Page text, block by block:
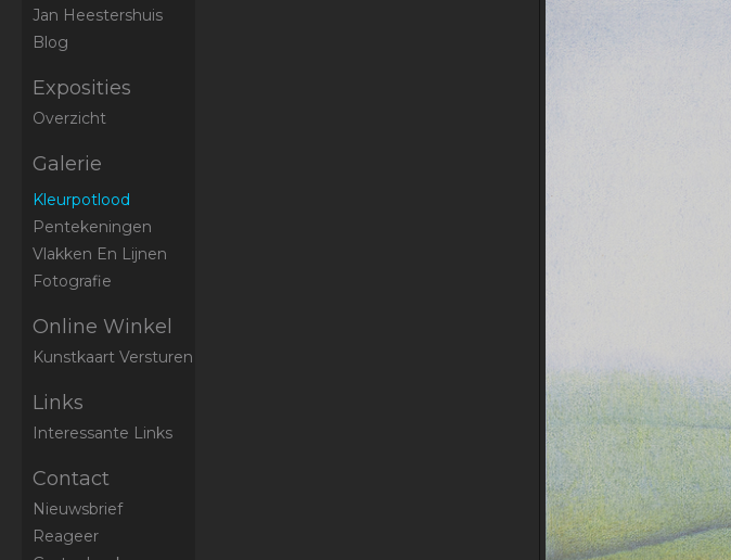
Jan Heestershuis
Blog
Exposities
Overzicht
Galerie
Kleurpotlood
Pentekeningen
Vlakken En Lijnen
Fotografie
Online Winkel
Kunstkaart Versturen
Links
Interessante Links
Contact
Nieuwsbrief
Reageer